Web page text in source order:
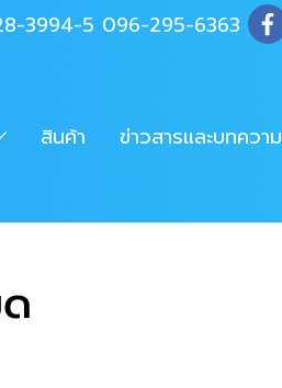
3994-5 096-295-6363
สินค้า ข่าวสารและบทความ